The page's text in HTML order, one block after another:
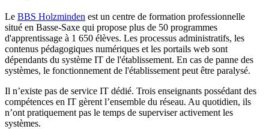
Le BBS Holzminden est un centre de formation professionnelle
situé en Basse-Saxe qui propose plus de 50 programmes
d'apprentissage à 1 650 élèves. Les processus administratifs, les
contenus pédagogiques numériques et les portails web sont
dépendants du système IT de l'établissement. En cas de panne des
systèmes, le fonctionnement de l'établissement peut être paralysé.
Il n’existe pas de service IT dédié. Trois enseignants possédant des
compétences en IT gèrent l’ensemble du réseau. Au quotidien, ils
n’ont pratiquement pas le temps de superviser activement les
systèmes.